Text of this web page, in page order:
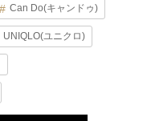
Can Do(キャンドゥ)
UNIQLO(ユニクロ)